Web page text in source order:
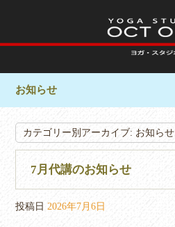
お知らせ
カテゴリー別アーカイブ: お知らせ
7月代講のお知らせ
投稿日 2026年7月6日